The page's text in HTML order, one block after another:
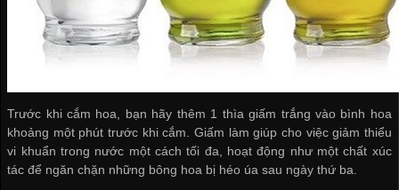
Trước khi cắm hoa, bạn hãy thêm 1 thìa giấm trắng vào bình hoa
khoảng một phút trước khi cắm. Giấm làm giúp cho việc giảm thiểu
vi khuẩn trong nước một cách tối đa, hoạt động như một chất xúc
tác để ngăn chặn những bông hoa bị héo úa sau ngày thứ ba.